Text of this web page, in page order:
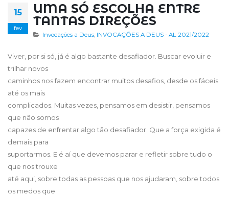
15
fev
UMA SÓ ESCOLHA ENTRE
TANTAS DIREÇÕES
Invocações a Deus, INVOCAÇÕES A DEUS - AL 2021/2022
Viver, por si só, já é algo bastante desafiador. Buscar evoluir e
trilhar novos
caminhos nos fazem encontrar muitos desafios, desde os fáceis
até os mais
complicados. Muitas vezes, pensamos em desistir, pensamos
que não somos
capazes de enfrentar algo tão desafiador. Que a força exigida é
demais para
suportarmos. E é aí que devemos parar e refletir sobre tudo o
que nos trouxe
até aqui, sobre todas as pessoas que nos ajudaram, sobre todos
os medos que